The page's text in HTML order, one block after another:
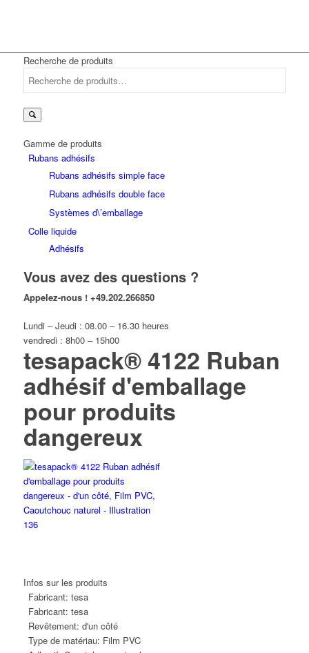
Recherche de produits
Gamme de produits
Rubans adhésifs
Rubans adhésifs simple face
Rubans adhésifs double face
Systèmes d\’emballage
Colle liquide
Adhésifs
Vous avez des questions ?
Appelez-nous ! +49.202.266850
Lundi – Jeudi : 08.00 – 16.30 heures
vendredi : 8h00 – 15h00
tesapack® 4122 Ruban
adhésif d'emballage
pour produits
dangereux
Infos sur les produits
Fabricant: tesa
Fabricant: tesa
Revêtement: d'un côté
Type de matériau: Film PVC